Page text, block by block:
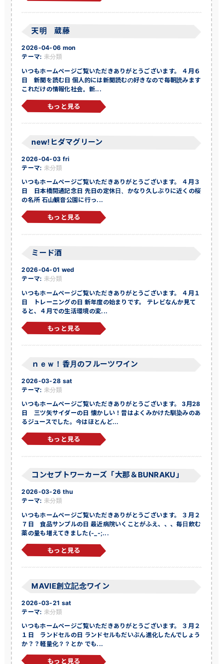
天明 蔵藤
2026-04-06 mon
テーマ: 未分類
いつもホームページご覧いただきありがとうございます。 ４月６
日 新聞を読む日 個人的には新聞読むの好きなので毎朝読みます
これだけの情報化社会。新...
もっと見る
new!ヒダマグリーン
2026-04-03 fri
テーマ: 未分類
いつもホームページご覧いただきありがとうございます。 ４月３
日 日本橋開通記念日 先日の定休日、かなり久しぶりに近くの桜
の名所 石山観音公園に行っ...
もっと見る
ミード酒
2026-04-01 wed
テーマ: 未分類
いつもホームページご覧いただきありがとうございます。 ４月１
日 トレーニングの日 新年度の始まりです。 テレビなんか見て
ると、４月での生活環境の変...
もっと見る
ｎｅｗ！香月のフルーツワイン
2026-03-28 sat
テーマ: 未分類
いつもホームページご覧いただきありがとうございます。 3月28
日 三ツ矢サイダーの日 懐かしい！昔はよくみかけた馴染みのあ
るジュースでした。今はほとんど...
もっと見る
コンセプトワーカーズ「大那＆BUNRAKU」
2026-03-26 thu
テーマ: 未分類
いつもホームページご覧いただきありがとうございます。 ３月２
７日 食品サンプルの日 最近病院いくことがふえ、、、毎日飲む
薬の量も増えてきました(-_-;...
もっと見る
MAVIE創立記念ワイン
2026-03-21 sat
テーマ: 未分類
いつもホームページご覧いただきありがとうございます。 ３月２
１日 ランドセルの日 ランドセルもだいぶん進化したんでしょう
か？？軽量化？？とか でも...
もっと見る